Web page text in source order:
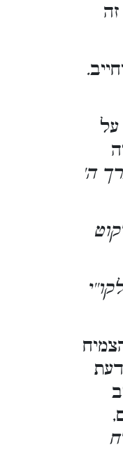
.
על
ה'